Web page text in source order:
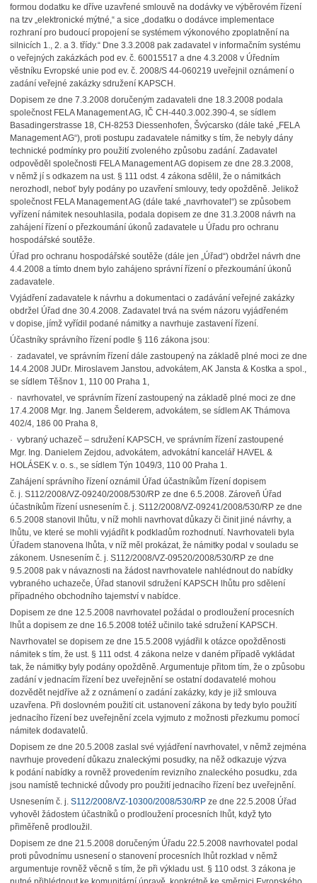
formou dodatku ke dříve uzavřené smlouvě na dodávky ve výběrovém řízení
na tzv „elektronické mýtné,“ a sice „dodatku o dodávce implementace
rozhraní pro budoucí propojení se systémem výkonového zpoplatnění na
silnicích 1., 2. a 3. třídy.“ Dne 3.3.2008 pak zadavatel v informačním systému
o veřejných zakázkách pod ev. č. 60015517 a dne 4.3.2008 v Úředním
věstníku Evropské unie pod ev. č. 2008/S 44-060219 uveřejnil oznámení o
zadání veřejné zakázky sdružení KAPSCH.
Dopisem ze dne 7.3.2008 doručeným zadavateli dne 18.3.2008 podala
společnost FELA Management AG, IČ CH-440.3.002.390-4, se sídlem
Basadingerstrasse 18, CH-8253 Diessenhofen, Švýcarsko (dále také „FELA
Management AG“), proti postupu zadavatele námitky s tím, že nebyly dány
technické podmínky pro použití zvoleného způsobu zadání. Zadavatel
odpověděl společnosti FELA Management AG dopisem ze dne 28.3.2008,
v němž jí s odkazem na ust. § 111 odst. 4 zákona sdělil, že o námitkách
nerozhodl, neboť byly podány po uzavření smlouvy, tedy opožděně. Jelikož
společnost FELA Management AG (dále také „navrhovatel“) se způsobem
vyřízení námitek nesouhlasila, podala dopisem ze dne 31.3.2008 návrh na
zahájení řízení o přezkoumání úkonů zadavatele u Úřadu pro ochranu
hospodářské soutěže.
Úřad pro ochranu hospodářské soutěže (dále jen „Úřad“) obdržel návrh dne
4.4.2008 a tímto dnem bylo zahájeno správní řízení o přezkoumání úkonů
zadavatele.
Vyjádření zadavatele k návrhu a dokumentaci o zadávání veřejné zakázky
obdržel Úřad dne 30.4.2008. Zadavatel trvá na svém názoru vyjádřeném
v dopise, jímž vyřídil podané námitky a navrhuje zastavení řízení.
Účastníky správního řízení podle § 116 zákona jsou:
· zadavatel, ve správním řízení dále zastoupený na základě plné moci ze dne
14.4.2008 JUDr. Miroslavem Janstou, advokátem, AK Jansta & Kostka a spol.,
se sídlem Těšnov 1, 110 00 Praha 1,
· navrhovatel, ve správním řízení zastoupený na základě plné moci ze dne
17.4.2008 Mgr. Ing. Janem Šelderem, advokátem, se sídlem AK Thámova
402/4, 186 00 Praha 8,
· vybraný uchazeč – sdružení KAPSCH, ve správním řízení zastoupené
Mgr. Ing. Danielem Zejdou, advokátem, advokátní kancelář HAVEL &
HOLÁSEK v. o. s., se sídlem Týn 1049/3, 110 00 Praha 1.
Zahájení správního řízení oznámil Úřad účastníkům řízení dopisem
č. j. S112/2008/VZ-09240/2008/530/RP ze dne 6.5.2008. Zároveň Úřad
účastníkům řízení usnesením č. j. S112/2008/VZ-09241/2008/530/RP ze dne
6.5.2008 stanovil lhůtu, v níž mohli navrhovat důkazy či činit jiné návrhy, a
lhůtu, ve které se mohli vyjádřit k podkladům rozhodnutí. Navrhovateli byla
Úřadem stanovena lhůta, v níž měl prokázat, že námitky podal v souladu se
zákonem. Usnesením č. j. S112/2008/VZ-09520/2008/530/RP ze dne
9.5.2008 pak v návaznosti na žádost navrhovatele nahlédnout do nabídky
vybraného uchazeče, Úřad stanovil sdružení KAPSCH lhůtu pro sdělení
případného obchodního tajemství v nabídce.
Dopisem ze dne 12.5.2008 navrhovatel požádal o prodloužení procesních
lhůt a dopisem ze dne 16.5.2008 totéž učinilo také sdružení KAPSCH.
Navrhovatel se dopisem ze dne 15.5.2008 vyjádřil k otázce opožděnosti
námitek s tím, že ust. § 111 odst. 4 zákona nelze v daném případě vykládat
tak, že námitky byly podány opožděně. Argumentuje přitom tím, že o způsobu
zadání v jednacím řízení bez uveřejnění se ostatní dodavatelé mohou
dozvědět nejdříve až z oznámení o zadání zakázky, kdy je již smlouva
uzavřena. Při doslovném použití cit. ustanovení zákona by tedy bylo použití
jednacího řízení bez uveřejnění zcela vyjmuto z možnosti přezkumu pomocí
námitek dodavatelů.
Dopisem ze dne 20.5.2008 zaslal své vyjádření navrhovatel, v němž zejména
navrhuje provedení důkazu znaleckými posudky, na něž odkazuje výzva
k podání nabídky a rovněž provedením revizního znaleckého posudku, zda
jsou namístě technické důvody pro použití jednacího řízení bez uveřejnění.
Usnesením č. j. S112/2008/VZ-10300/2008/530/RPze dne 22.5.2008 Úřad
vyhověl žádostem účastníků o prodloužení procesních lhůt, když tyto
přiměřeně prodloužil.
Dopisem ze dne 21.5.2008 doručeným Úřadu 22.5.2008 navrhovatel podal
proti původnímu usnesení o stanovení procesních lhůt rozklad v němž
argumentuje rovněž věcně s tím, že při výkladu ust. § 110 odst. 3 zákona je